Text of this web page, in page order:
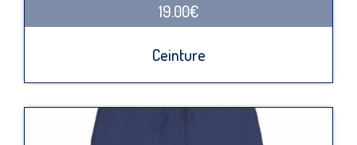
19.00€
Ceinture